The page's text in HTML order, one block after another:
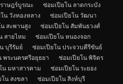
าษฎร์บูรณะ
ซ่อมเปียโน ลาดกระบัง
น วังทองหลาง
ซ่อมเปียโน วัฒนา
สะพานสูง
ซ่อมเปียโน สัมพันธวงศ์
สายไหม
ซ่อมเปียโน หนองจอก
บุรีรัมย์
ซ่อมเปียโน ประจวบคีรีขันธ์
พระนครศรีอยุธยา
ซ่อมเปียโน พิจิตร
น มหาสารคาม
ซ่อมเปียโน ระยอง
น สงขลา
ซ่อมเปียโน สิงห์บุรี